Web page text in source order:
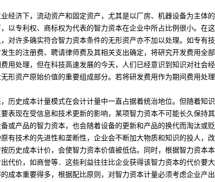
经济下， 流动资产和固定资产，尤其是以厂房、机器设备为主体
以专利权、 商标权为代表的智力资本在企业中所占比例很小。在
对许多确实符合智力资本条件的无形资产亦不加以处理。如专有
生的注册费、聘请律师费及其相关支出确定，将研究开发费用全
用处理，但在科技高速发展的今天，人们已经意识到知识对社会
形资产原始价值的重要组成部分。若将研发费用作为期间费用处理
历史成本计量模式在会计计量中一直占据着统治地位。但随着知
表现在受信息和技术更新的影响，某项智力资本不可能长久保持
或产品的智力资本，也会随着设备的更新和产品的换代而淘汰或贬
有技术的先进性和垄断性，企业会不断加大物质和知识的投人，
历史成本计价，会使智力资本价值被低估。同时，根据智力资本
代价，如商誉等．这些利益往往比企业获得该智力资本的代价要
成本重要得多，根据配比原则，对智力资本计量必须考虑企业产